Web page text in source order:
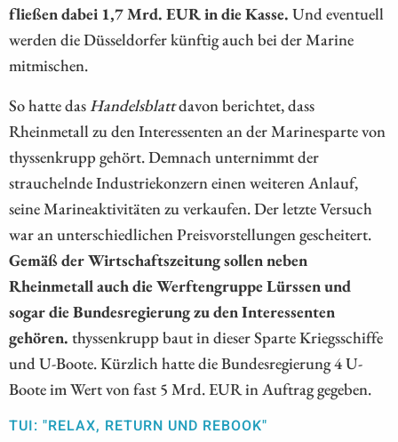
fließen dabei 1,7 Mrd. EUR in die Kasse. Und eventuell
werden die Düsseldorfer künftig auch bei der Marine
mitmischen.
So hatte dasHandelsblattdavon berichtet, dass
Rheinmetall zu den Interessenten an der Marinesparte von
thyssenkrupp gehört. Demnach unternimmt der
strauchelnde Industriekonzern einen weiteren Anlauf,
seine Marineaktivitäten zu verkaufen. Der letzte Versuch
war an unterschiedlichen Preisvorstellungen gescheitert.
Gemäß der Wirtschaftszeitung sollen neben
Rheinmetall auch die Werftengruppe Lürssen und
sogar die Bundesregierung zu den Interessenten
gehören. thyssenkrupp baut in dieser Sparte Kriegsschiffe
und U-Boote. Kürzlich hatte die Bundesregierung 4 U-
Boote im Wert von fast 5 Mrd. EUR in Auftrag gegeben.
TUI: "RELAX, RETURN UND REBOOK"